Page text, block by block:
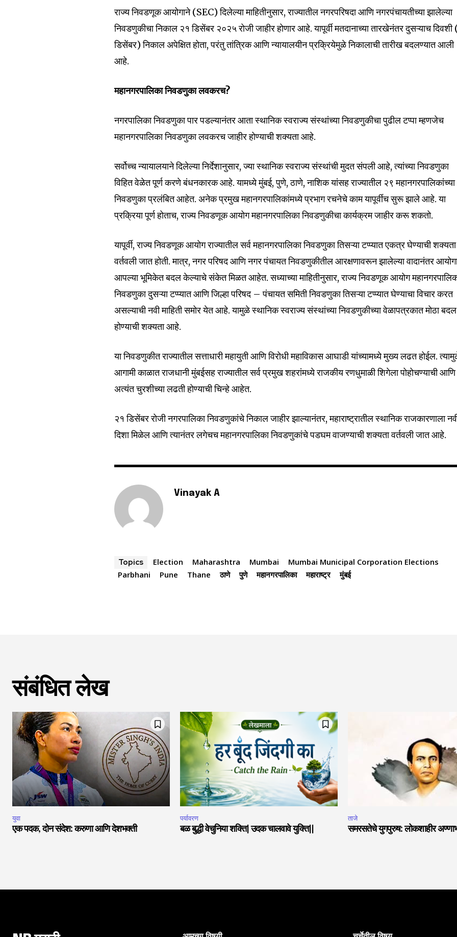
Join our community of
of the conversation.
To subscribe, simply enter your email address on our website or click
the subscribe button below. Don't worry, we respect your privacy and
won't spam your inbox. Your information is safe with us.
6,300
Fans
32,111
राज्य निवडणूक आयोगाने (SEC) दिलेल्या माहितीनुसार, राज्यातील नगरपरिषदा आणि नगरपंचायतीच्या झालेल्या
निवडणुकीचा निकाल २१ डिसेंबर २०२५ रोजी जाहीर होणार आहे. यापूर्वी मतदानाच्या तारखेनंतर दुसऱ्याच दिवशी
डिसेंबर) निकाल अपेक्षित होता, परंतु तांत्रिक आणि न्यायालयीन प्रक्रियेमुळे निकालाची तारीख बदलण्यात आली
आहे.
महानगरपालिका निवडणुका लवकरच?
नगरपालिका निवडणुका पार पडल्यानंतर आता स्थानिक स्वराज्य संस्थांच्या निवडणुकीचा पुढील टप्पा म्हणजेच
महानगरपालिका निवडणुका लवकरच जाहीर होण्याची शक्यता आहे.
सर्वोच्च न्यायालयाने दिलेल्या निर्देशानुसार, ज्या स्थानिक स्वराज्य संस्थांची मुदत संपली आहे, त्यांच्या निवडणुका
विहित वेळेत पूर्ण करणे बंधनकारक आहे. यामध्ये मुंबई, पुणे, ठाणे, नाशिक यांसह राज्यातील २९ महानगरपालिकांच्या
निवडणुका प्रलंबित आहेत. अनेक प्रमुख महानगरपालिकांमध्ये प्रभाग रचनेचे काम यापूर्वीच सुरू झाले आहे. या
प्रक्रिया पूर्ण होताच, राज्य निवडणूक आयोग महानगरपालिका निवडणुकीचा कार्यक्रम जाहीर करू शकतो.
यापूर्वी, राज्य निवडणूक आयोग राज्यातील सर्व महानगरपालिका निवडणुका तिसऱ्या टप्प्यात एकत्र घेण्याची शक्यता
वर्तवली जात होती. मात्र, नगर परिषद आणि नगर पंचायत निवडणुकीतील आरक्षणावरून झालेल्या वादानंतर
आपल्या भूमिकेत बदल केल्याचे संकेत मिळत आहेत. सध्याच्या माहितीनुसार, राज्य निवडणूक आयोग
निवडणुका दुसऱ्या टप्प्यात आणि जिल्हा परिषद – पंचायत समिती निवडणुका तिसऱ्या टप्प्यात घेण्याचा विचार करत
असल्याची नवी माहिती समोर येत आहे. यामुळे स्थानिक स्वराज्य संस्थांच्या निवडणुकीच्या वेळापत्रकात मोठा बदल
होण्याची शक्यता आहे.
या निवडणुकीत राज्यातील सत्ताधारी महायुती आणि विरोधी महाविकास आघाडी यांच्यामध्ये मुख्य लढत होईल.
आगामी काळात राजधानी मुंबईसह राज्यातील सर्व प्रमुख शहरांमध्ये राजकीय रणधुमाळी शिगेला पोहोचण्याची आणि
अत्यंत चुरशीच्या लढती होण्याची चिन्हे आहेत.
२१ डिसेंबर रोजी नगरपालिका निवडणुकांचे निकाल जाहीर झाल्यानंतर, महाराष्ट्रातील स्थानिक राजकारणाला
दिशा मिळेल आणि त्यानंतर लगेचच महानगरपालिका निवडणुकांचे पडघम वाजण्याची शक्यता वर्तवली जात आहे.
Vinayak A
Topics Election Maharashtra Mumbai
Mumbai Municipal Corporation Elections
Parbhani
Pune Thane ठाणे पुणे महानगरपालिका महाराष्ट्र मुंबई
संबंधित लेख
युवा
एक पदक, दोन संदेश: करुणा आणि देशभक्ती
पर्यावरण
बळ बुद्धी वेचुनिया शक्ति| उदक चालवावे युक्ति||
ताजे
समरसतेचे युगपुरुष: लोकशाहीर